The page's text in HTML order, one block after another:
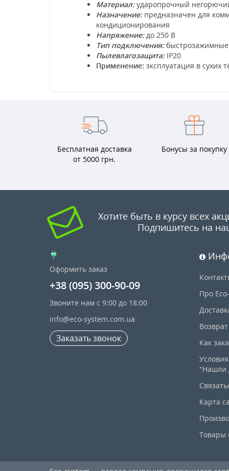
Материал:ударопрочный
Назначение:предназначен для
кондиционирования
Напряжение:до 250 В
Тип подключения:быстрозажимные
Пылевлагозащита:IP20
Применение: эксплуатация в сухих
Бесплатная доставка
от 5000 грн.
Бонусы за покупку
Хотите быть в курсу всех
Подпишитесь на
Оформить заказ
+38 (095) 300-90-09
Звоните нам с 9:00 до 18:00
info@eco-system.com.ua
Заказать звонок
Про
Как
"Нашли
Карта
Товары